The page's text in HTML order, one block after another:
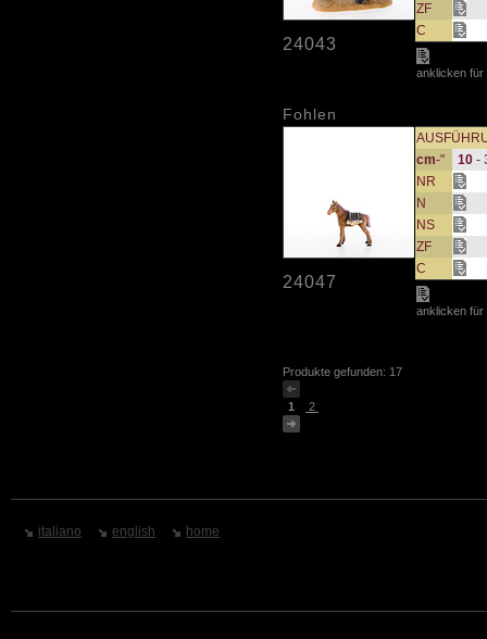
24043
ZF
C
anklicken für
Fohlen
24047
cm-" 10-
NR
N
NS
ZF
C
anklicken für
Produkte gefunden: 17
1 2
italiano english home